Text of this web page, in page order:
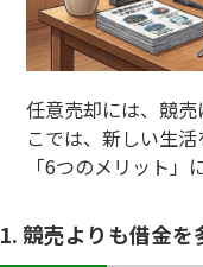
任意売却には、競
こでは、新しい生
「6つのメリット」
1. 競売よりも借金を